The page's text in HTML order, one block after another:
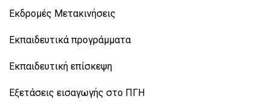
Εκδρομές Μετακινήσεις
Εκπαιδευτικά προγράμματα
Εκπαιδευτική επίσκεψη
Εξετάσεις εισαγωγής στο ΠΓΗ